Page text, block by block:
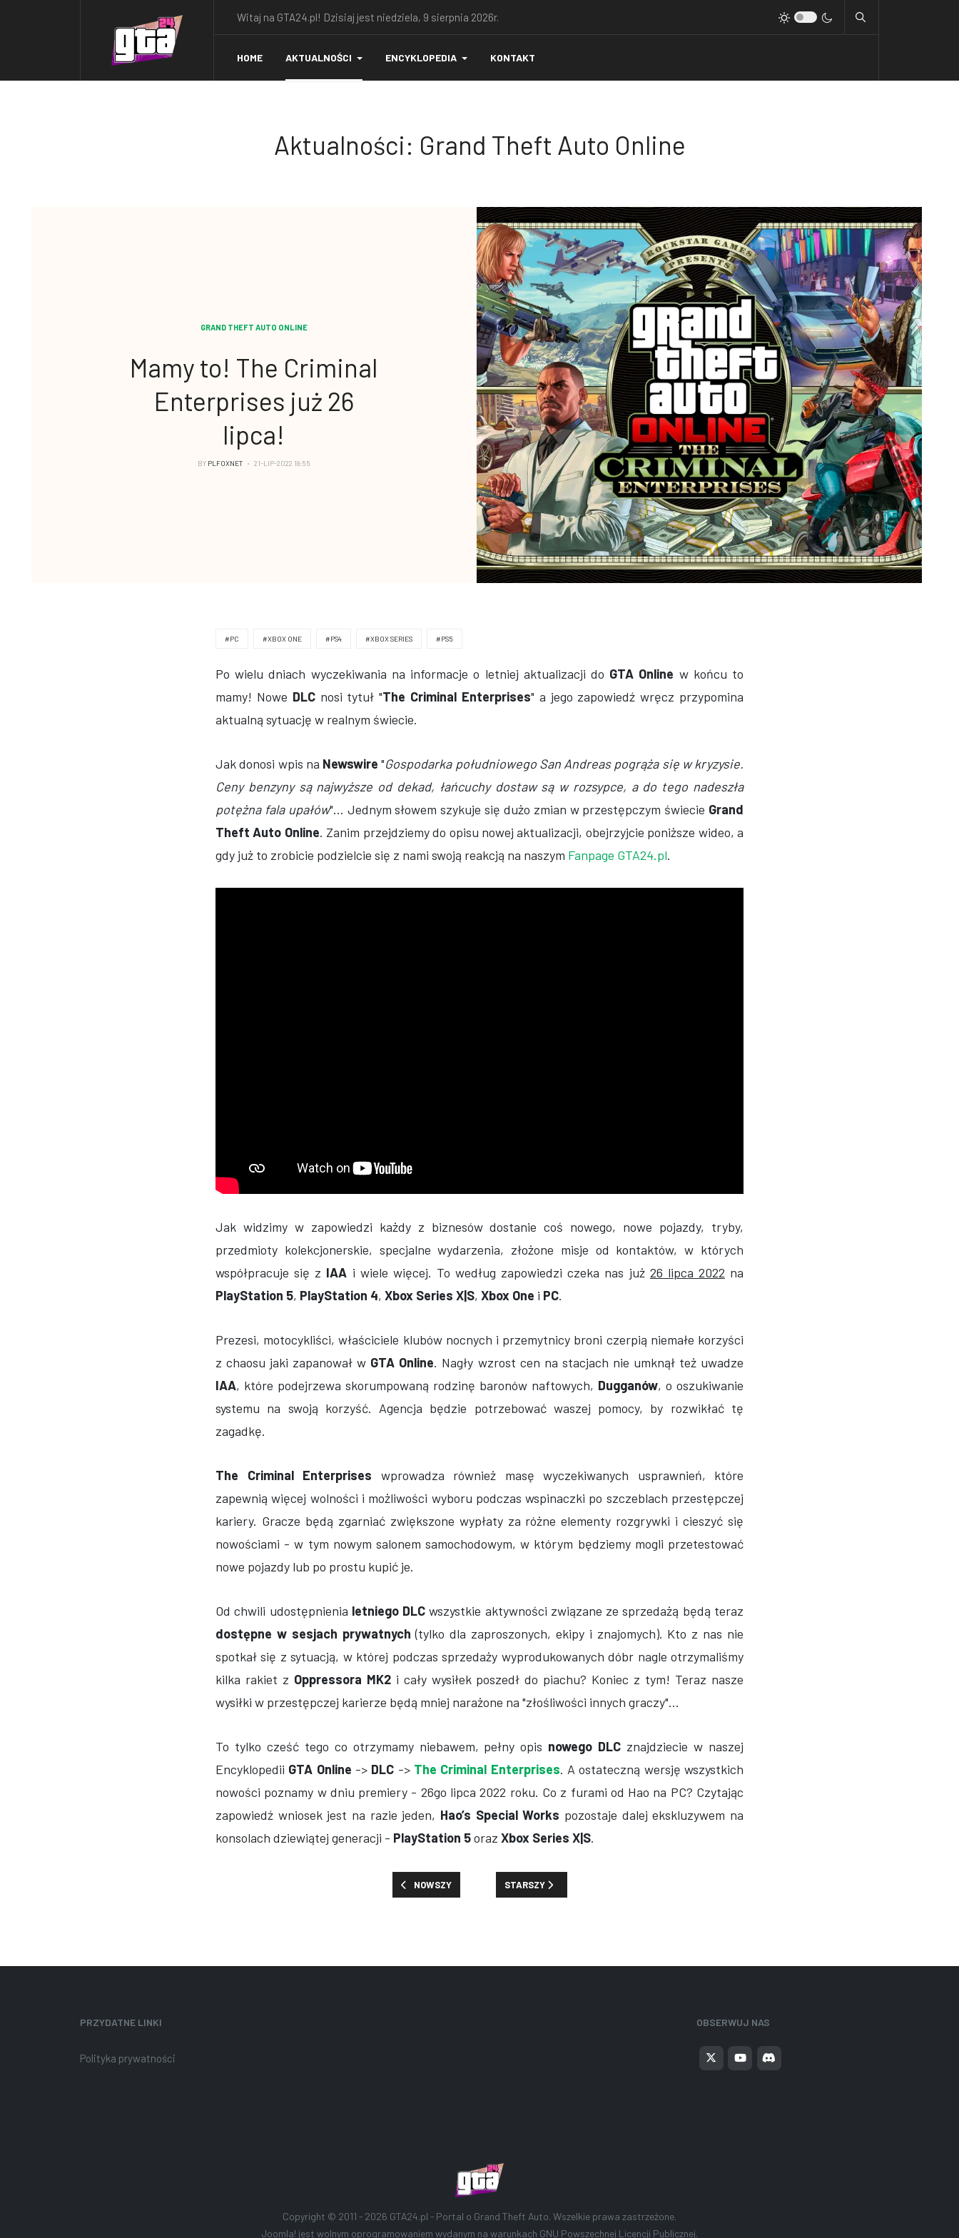
Witaj na GTA24.pl! Dzisiaj jest niedziela, 9 sierpnia 2026r.
HOME AKTUALNOŚCI ENCYKLOPEDIA KONTAKT
Aktualności: Grand Theft Auto Online
GRAND THEFT AUTO ONLINE
Mamy to! The Criminal
Enterprises już 26
lipca!
BY PLFOXNET 21-LIP-2022 18:55
#PC #XBOX ONE #PS4 #XBOX SERIES #PS5
Po wielu dniach wyczekiwania na informacje o letniej aktualizacji do GTA Online w końcu to
mamy! Nowe DLCnosi tytuł "The Criminal Enterprises" a jego zapowiedź wręcz przypomina
aktualną sytuację w realnym świecie.
Jak donosi wpis na Newswire "Gospodarka południowego San Andreas pogrąża się w kryzysie.
Ceny benzyny są najwyższe od dekad, łańcuchy dostaw są w rozsypce, a do tego nadeszła
potężna fala upałów"... Jednym słowem szykuje się dużo zmian w przestępczym świecie Grand
Theft Auto Online. Zanim przejdziemy do opisu nowej aktualizacji, obejrzyjcie poniższe wideo, a
gdy już to zrobicie podzielcie się z nami swoją reakcją na naszym Fanpage GTA24.pl.
Jak widzimy w zapowiedzi każdy z biznesów dostanie coś nowego, nowe pojazdy, tryby,
przedmioty kolekcjonerskie, specjalne wydarzenia, złożone misje od kontaktów, w których
współpracuje się z IAA i wiele więcej. To według zapowiedzi czeka nas już 26 lipca 2022 na
PlayStation 5, PlayStation 4, Xbox Series X|S, Xbox One i PC.
Prezesi, motocykliści, właściciele klubów nocnych i przemytnicy broni czerpią niemałe korzyści
z chaosu jaki zapanował w GTA Online. Nagły wzrost cen na stacjach nie umknął też uwadze
IAA, które podejrzewa skorumpowaną rodzinę baronów naftowych, Dugganów, o oszukiwanie
systemu na swoją korzyść. Agencja będzie potrzebować waszej pomocy, by rozwikłać tę
zagadkę.
The Criminal Enterprises wprowadza również masę wyczekiwanych usprawnień, które
zapewnią więcej wolności i możliwości wyboru podczas wspinaczki po szczeblach przestępczej
kariery. Gracze będą zgarniać zwiększone wypłaty za różne elementy rozgrywki i cieszyć się
nowościami - w tym nowym salonem samochodowym, w którym będziemy mogli przetestować
nowe pojazdy lub po prostu kupić je.
Od chwili udostępnienia letniego DLC wszystkie aktywności związane ze sprzedażą będą teraz
dostępne w sesjach prywatnych (tylko dla zaproszonych, ekipy i znajomych). Kto z nas nie
spotkał się z sytuacją, w której podczas sprzedaży wyprodukowanych dóbr nagle otrzymaliśmy
kilka rakiet z Oppressora MK2i cały wysiłek poszedł do piachu? Koniec z tym! Teraz nasze
wysiłki w przestępczej karierze będą mniej narażone na "złośliwości innych graczy"...
To tylko cześć tego co otrzymamy niebawem, pełny opis nowego DLC znajdziecie w naszej
Encyklopedii GTA Online -> DLC -> The Criminal Enterprises. A ostateczną wersję wszystkich
nowości poznamy w dniu premiery - 26go lipca 2022 roku. Co z furami od Hao na PC? Czytając
zapowiedź wniosek jest na razie jeden, Hao’s Special Works pozostaje dalej ekskluzywem na
konsolach dziewiątej generacji - PlayStation 5oraz Xbox Series X|S.
POPRZEDNIA STRONA: SZCZEGÓŁY REBALANSU W GTA ONLINE
NOWSZY NASTĘPNA STRONA: PREMIE I NOWOŚCI: TYDZIEŃ #28MY [14 - 25 LIPCA 2022]
STARSZY
PRZYDATNE LINKI
Polityka prywatności
OBSERWUJ NAS
Copyright © 2011 - 2026 GTA24.pl - Portal o Grand Theft Auto. Wszelkie prawa zastrzeżone.
Joomla! jest wolnym oprogramowaniem wydanym na warunkach GNU Powszechnej Licencji Publicznej.